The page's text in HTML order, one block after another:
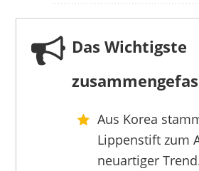
ULTELL
11,99 € 9,99 €*
Das Wichtigste
Aus Korea
Lippenstift zum
neuartiger